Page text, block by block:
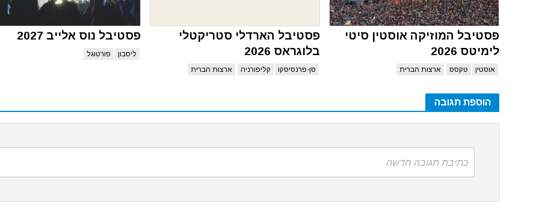
פסטיבל המוזיקה אוסטין סיטי
לימיטס 2026
אוסטין טקסס ארצות הברית
פסטיבל הארדלי סטריקטלי
בלוגראס 2026
סן-פרנסיסקו קליפורניה ארצות הברית
פסטיבל נוס אלייב 2027
ליסבון פורטוגל
הוספת תגובה
כתיבת תגובה חדשה